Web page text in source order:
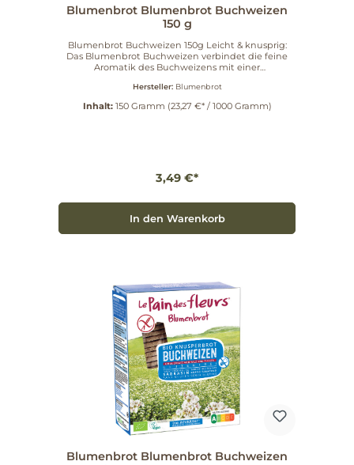
Blumenbrot Blumenbrot Buchweizen
150 g
Blumenbrot Buchweizen 150g Leicht & knusprig:
Das Blumenbrot Buchweizen verbindet die feine
Aromatik des Buchweizens mit einer
kurz bei 300–400°C getoastet, sodass jedes Stück
besonders leicht bleibt. Eigenschaften 100% Bio-
Zutaten Glutenfrei (<20 ppm), vegan Ohne Hefe,
Kräuterquark und Käse: Das Blumenbrot lässt sich
Knäckebrot. Einmal probiert, möchte Blumenbrot
Hersteller: Blumenbrot
Inhalt: 150 Gramm (23,27 €* / 1000 Gramm)
3,49 €*
In den Warenkorb
Blumenbrot Blumenbrot Buchweizen